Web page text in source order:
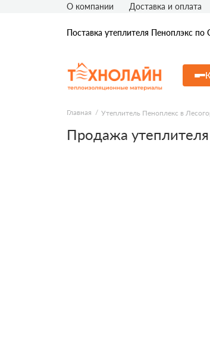
Поставка утеплителя Пеноплэкс
О компании Доставка и оплата
Главная Утеплитель Пеноплекс в
Продажа